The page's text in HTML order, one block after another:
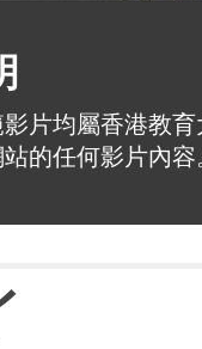
片均屬香港教
的任何影片內容